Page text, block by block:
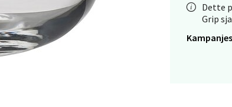
Dette
Grip
- M44
Bryne